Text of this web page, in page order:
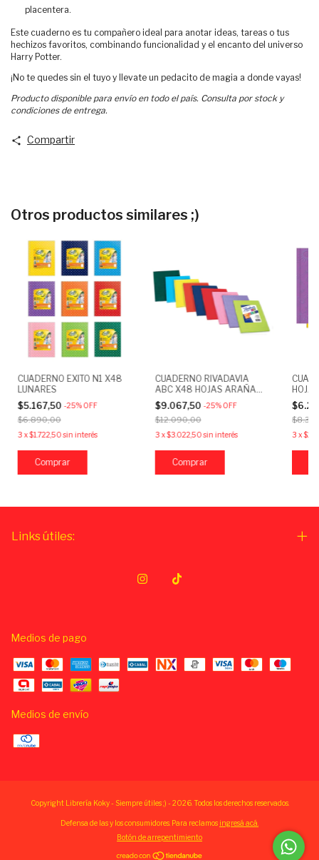
placentera.
Este cuaderno es tu compañero ideal para anotar ideas, tareas o tus
hechizos favoritos, combinando funcionalidad y el encanto del universo
Harry Potter.
¡No te quedes sin el tuyo y llevate un pedacito de magia a donde vayas!
Producto disponible para envío en todo el país. Consulta por stock y
condiciones de entrega.
Compartir
Otros productos similares ;)
CUADERNO EXITO N1 X48
LUNARES
$5.167,50 -25%OFF
$6.890,00
3 x$1.722,50 sin interés
Comprar
CUADERNO RIVADAVIA
ABC X48 HOJAS ARAÑA
RAYADO
$9.067,50 -25%OFF
$12.090,00
3 x$3.022,50 sin interés
Comprar
3 x
Links útiles:
Medios de pago
Medios de envío
Copyright Librería Koky - Siempre útiles ;) - 2026. Todos los derechos reservados.
Defensa de las y los consumidores. Para reclamos ingresá acá.
Botón de arrepentimiento